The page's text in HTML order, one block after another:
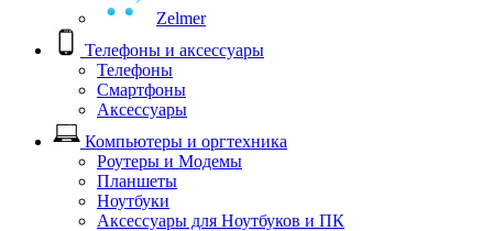
Zelmer
Телефоны и аксессуары
Телефоны
Смартфоны
Аксессуары
Компьютеры и оргтехника
Роутеры и Модемы
Планшеты
Ноутбуки
Аксессуары для Ноутбуков и ПК